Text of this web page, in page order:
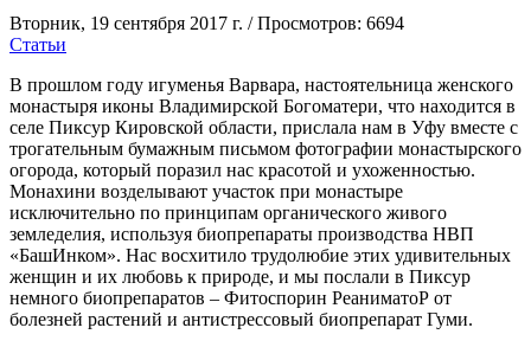
Вторник, 19 сентября 2017 г. /Просмотров: 6694
Статьи
В прошлом году игуменья Варвара, настоятельница женского
монастыря иконы Владимирской Богоматери, что находится в
селе Пиксур Кировской области, прислала нам в Уфу вместе с
трогательным бумажным письмом фотографии монастырского
огорода, который поразил нас красотой и ухоженностью.
Монахини возделывают участок при монастыре
исключительно по принципам органического живого
земледелия, используя биопрепараты производства НВП
«БашИнком». Нас восхитило трудолюбие этих удивительных
женщин и их любовь к природе, и мы послали в Пиксур
немного биопрепаратов – Фитоспорин РеаниматоР от
болезней растений и антистрессовый биопрепарат Гуми.